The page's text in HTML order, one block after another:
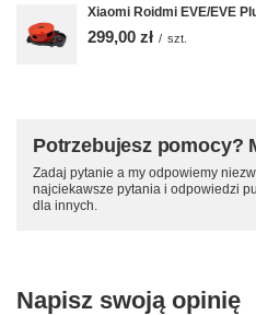
Xiaomi Roidmi EVE/EVE
299,00 zł / szt.
Potrzebujesz pomocy?
Zadaj pytanie a my odpowiemy
najciekawsze pytania i odpowiedzi
dla innych.
Napisz swoją opinię